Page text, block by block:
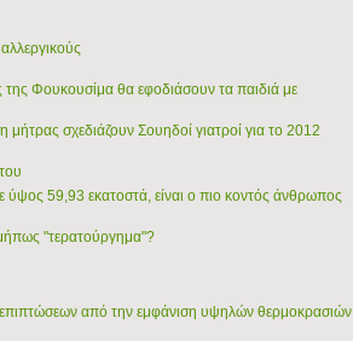
της Φουκουσίμα θα εφοδιάσουν τα παιδιά με
σχεδιάζουν Σουηδοί γιατροί για το 2012
ύψος 59,93 εκατοστά, είναι ο πιο κοντός άνθρωπος
"τερατούργημα"?
από την εμφάνιση υψηλών θερμοκρασιών